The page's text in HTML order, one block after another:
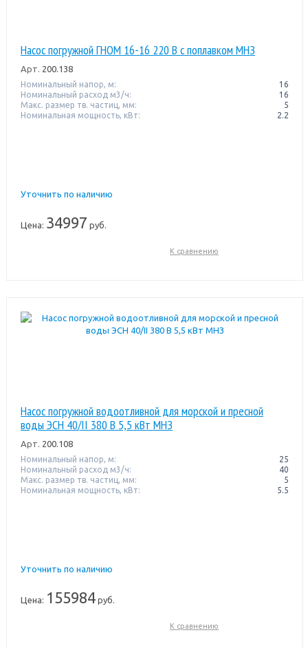
Насос погружной ГНОМ 16-16 220 В с поплавком МНЗ
Арт. 200.138
Номинальный напор, м:
16
Номинальный расход м3/ч:
16
Макс. размер тв. частиц, мм:
5
Номинальная мощность, кВт:
2.2
Уточнить по наличию
Цена: 34997 руб.
К сравнению
Насос погружной водоотливной для морской и пресной
воды ЭСН 40/II 380 В 5,5 кВт МНЗ
Арт. 200.108
Номинальный напор, м:
25
Номинальный расход м3/ч:
40
Макс. размер тв. частиц, мм:
5
Номинальная мощность, кВт:
5.5
Уточнить по наличию
Цена: 155984руб.
К сравнению